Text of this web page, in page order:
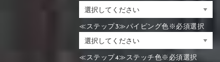
≪ステップ3≫パイピング色※必須選択
≪ステップ4≫ステッチ色※必須選択